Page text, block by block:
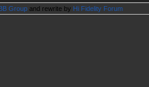
Group and rewrite by Hi Fidelity Forum